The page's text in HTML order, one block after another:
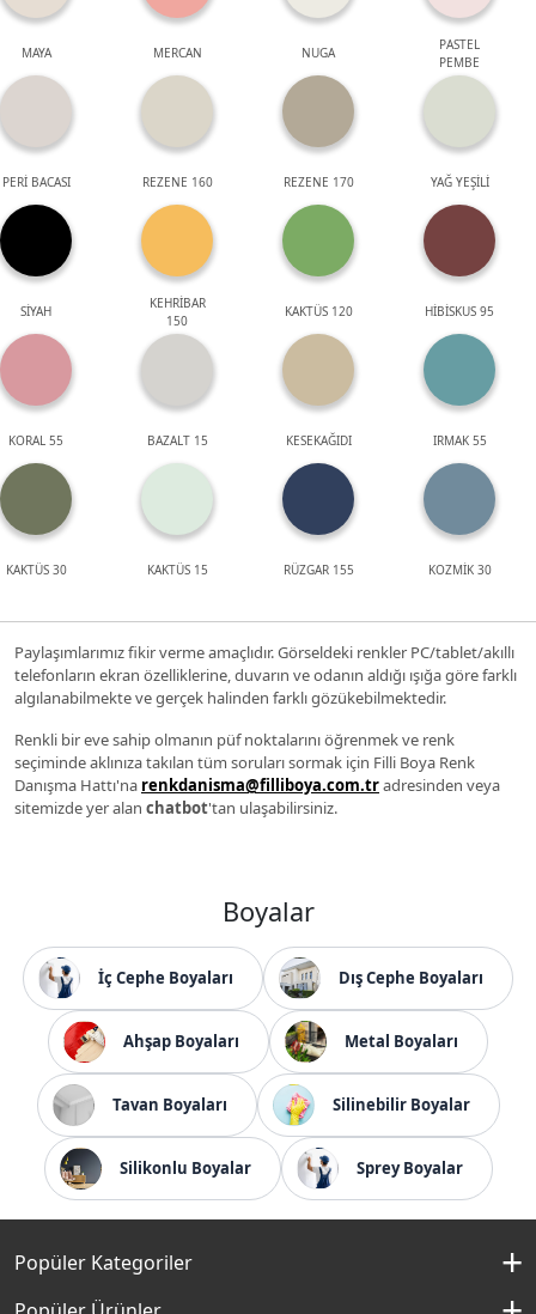
MAYA MERCAN NUGA
PASTEL
PEMBE
PERİ BACASI REZENE 160 REZENE 170 YAĞ YEŞİLİ
SİYAH
KEHRİBAR
150
KAKTÜS 120 HİBİSKUS 95
KORAL 55 BAZALT 15 KESEKAĞIDI IRMAK 55
KAKTÜS 30 KAKTÜS 15 RÜZGAR 155 KOZMİK 30
Paylaşımlarımız fikir verme amaçlıdır. Görseldeki renkler PC/tablet/akıllı
telefonların ekran özelliklerine, duvarın ve odanın aldığı ışığa göre farklı
algılanabilmekte ve gerçek halinden farklı gözükebilmektedir.
Renkli bir eve sahip olmanın püf noktalarını öğrenmek ve renk
seçiminde aklınıza takılan tüm soruları sormak için Filli Boya Renk
Danışma Hattı'na renkdanisma@filliboya.com.tradresinden veya
sitemizde yer alan chatbot'tan ulaşabilirsiniz.
Boyalar
İç Cephe Boyaları Dış Cephe Boyaları
Ahşap Boyaları Metal Boyaları
Tavan Boyaları Silinebilir Boyalar
Silikonlu Boyalar Sprey Boyalar
Popüler Kategoriler
İç Cephe Boyaları